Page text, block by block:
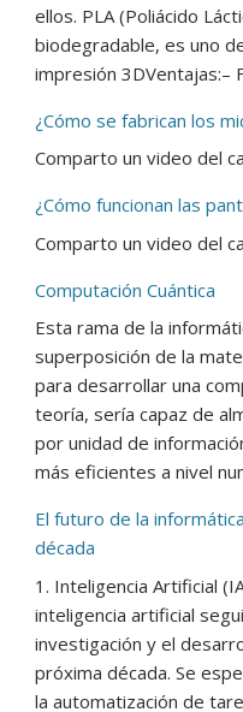
ellos. PLA (Poliácido
biodegradable, es uno
impresión 3DVentajas:–
¿Cómo se fabrican los
Comparto un video del
¿Cómo funcionan las
Comparto un video del
Computación Cuántica
Esta rama de la
superposición de la
para desarrollar una
teoría, sería capaz de
por unidad de
más eficientes a nivel
El futuro de la
década
1. Inteligencia Artificial
inteligencia artificial
investigación y el
próxima década. Se
la automatización de